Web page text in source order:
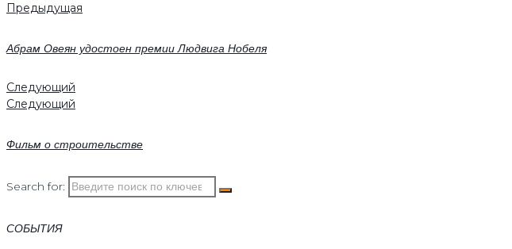
Предыдущая
Абрам Овеян удостоен премии Людвига Нобеля
Следующий
Следующий
Фильм о строительстве
Search for:
СОБЫТИЯ